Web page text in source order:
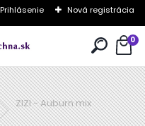
Prihlásenie Nová registrácia
0
ZIZI - Auburn mix